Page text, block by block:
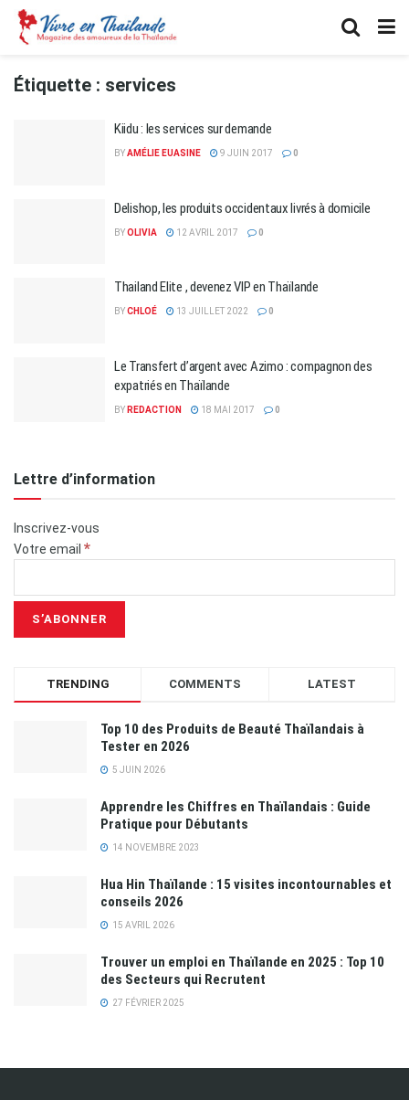
Étiquette : services
Kiidu : les services sur demande
BYAMÉLIE EUASINE 9 JUIN 2017 0
Delishop, les produits occidentaux livrés à domicile
BYOLIVIA 12 AVRIL 2017 0
Thailand Elite , devenez VIP en Thaïlande
BYCHLOÉ 13 JUILLET 2022 0
Le Transfert d’argent avec Azimo : compagnon des
expatriés en Thaïlande
BY REDACTION 18 MAI 2017 0
Lettre d’information
Inscrivez-vous
Votre email *
TRENDING COMMENTS LATEST
Top 10 des Produits de Beauté Thaïlandais à
Tester en 2026
5 JUIN 2026
Apprendre les Chiffres en Thaïlandais : Guide
Pratique pour Débutants
14 NOVEMBRE 2023
Hua Hin Thaïlande : 15 visites incontournables et
conseils 2026
15 AVRIL 2026
Trouver un emploi en Thaïlande en 2025 : Top 10
des Secteurs qui Recrutent
27 FÉVRIER 2025